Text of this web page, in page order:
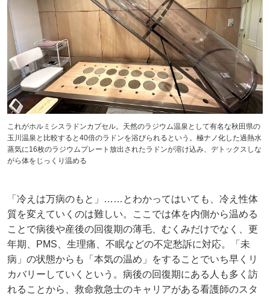
これがホルミシスラドンカプセル。天然のラジウム温泉として有名な秋田県の
玉川温泉と比較すると40倍のラドンを浴びられるという。極ナノ化した過熱水
蒸気に16枚のラジウムプレート放出されたラドンが溶け込み、デトックスしな
がら体をじっくり温める
「冷えは万病のもと」……とわかってはいても、冷え性体
質を変えていくのは難しい。ここでは体を内側から温める
ことで病後や産後の回復期の薄毛、むくみだけでなく、更
年期、PMS、生理痛、不眠などの不定愁訴に対応。「未
病」の状態からも「本気の温め」をすることでいち早くリ
カバリーしていくという。病後の回復期にある人も多く訪
れることから、救命救急士のキャリアがある看護師のスタ